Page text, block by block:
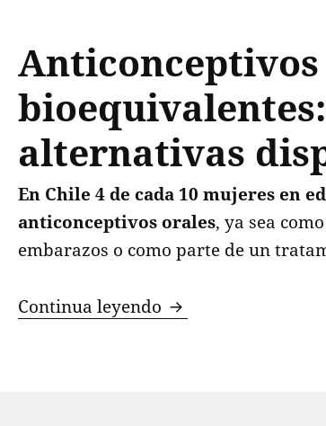
alternativas
En Chile 4 de cada 10 mujeres en
anticonceptivos orales, ya sea
embarazos o como parte de un
Continua leyendo Anticonceptivos